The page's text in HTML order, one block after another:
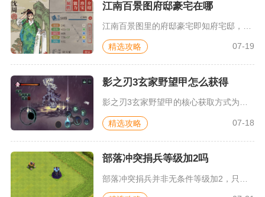
江南百景图府邸豪宅在哪
精选攻略 07-19
影之刃3玄家野望甲怎么获得
影之刃3玄家野望甲的核心获取方式为通关地图地下石窟暴走护法的...
精选攻略 07-18
部落冲突捐兵等级加2吗